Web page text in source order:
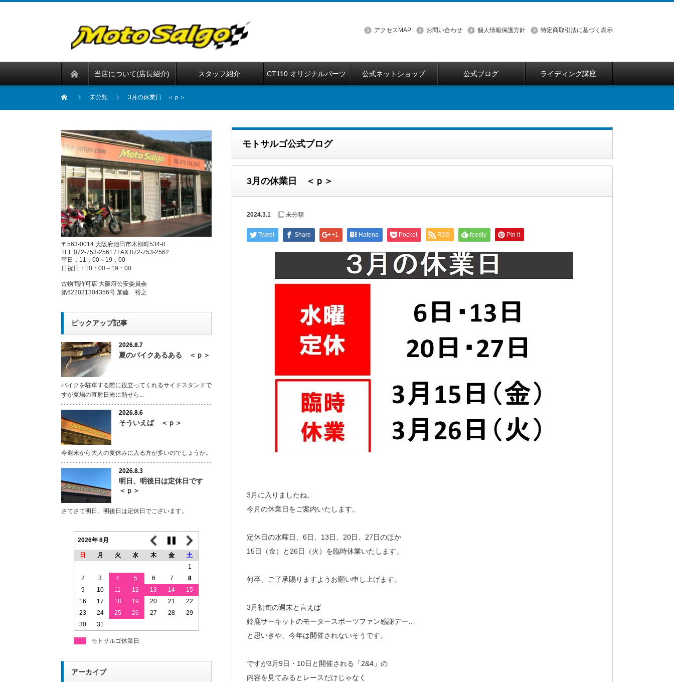
アクセスMAP お問い合わせ 個人情報保護方針 特定商取引法に基づく表示
当店について(店長紹介) スタッフ紹介 CT110 オリジナルパーツ 公式ネットショップ 公式ブログ ライディング講座
未分類 3月の休業日 ＜ｐ＞
モトサルゴ公式ブログ
3月の休業日 ＜ｐ＞
2024.3.1 未分類
Tweet Share +1 Hatena Pocket RSS feedly Pin it
3月に入りましたね。
今月の休業日をご案内いたします。
定休日の水曜日、6日、13日、20日、27日のほか
15日（金）と26日（火）を臨時休業いたします。
何卒、ご了承賜りますようお願い申し上げます。
3月初旬の週末と言えば
鈴鹿サーキットのモータースポーツファン感謝デー…
と思いきや、今年は開催されないそうです。
ですが3月9日・10日と開催される「2&4」の
内容を見てみるとレースだけじゃなく
〒563-0014 大阪府池田市木部町534-8
TEL:072-753-2561 / FAX:072-753-2562
平日：11：00～19：00
日祝日：10：00～19：00
古物商許可店 大阪府公安委員会
第622031304356号 加藤 裕之
ピックアップ記事
2026.8.7
夏のバイクあるある ＜ｐ＞
バイクを駐車する際に役立ってくれるサイドスタンドで
すが夏場の直射日光に熱せら...
2026.8.6
そういえば ＜ｐ＞
今週末から大人の夏休みに入る方が多いのでしょうか。
2026.8.3
明日、明後日は定休日です
＜ｐ＞
さてさて明日、明後日は定休日でございます。
2026年 8月
日 月 火 水 木 金
土
1
2
3 4 5 6 7
8
9
10 11 12 13 14
15
16
17 18 19 20 21
22
23
24 25 26 27 28
29
30
31
モトサルゴ休業日
アーカイブ